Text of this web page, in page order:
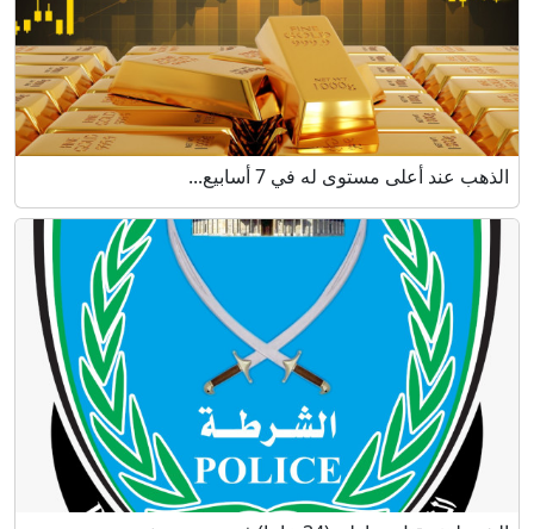
الذهب عند أعلى مستوى له في 7 أسابيع...